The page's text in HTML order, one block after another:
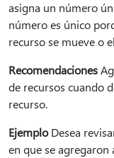
asigna un número
número es único
recurso se mueve o
Recomendaciones
de recursos cuando
recurso.
EjemploDesea
en que se agregaron